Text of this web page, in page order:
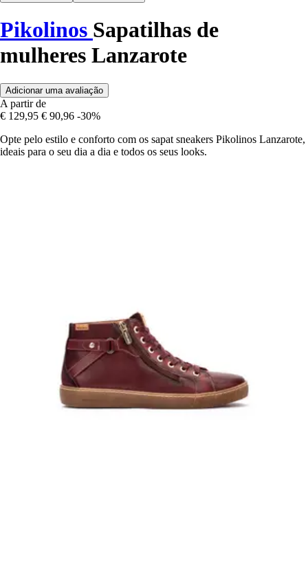
Pikolinos Sapatilhas de
mulheres Lanzarote
Adicionar uma avaliação
A partir de
€ 129,95 € 90,96 -30%
Opte pelo estilo e conforto com os sapat sneakers Pikolinos Lanzarote,
ideais para o seu dia a dia e todos os seus looks.